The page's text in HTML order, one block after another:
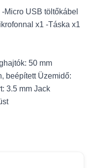
Micro USB töltőkábel
x1 -Táska x1
50 mm
beépített Üzemidő:
3.5 mm Jack